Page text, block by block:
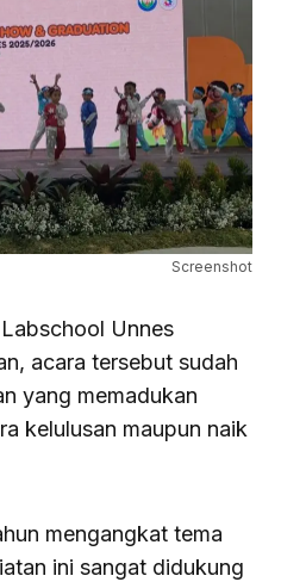
Screenshot
Unnes
acara tersebut sudah
yang memadukan
kelulusan maupun naik
mengangkat tema
ini sangat didukung